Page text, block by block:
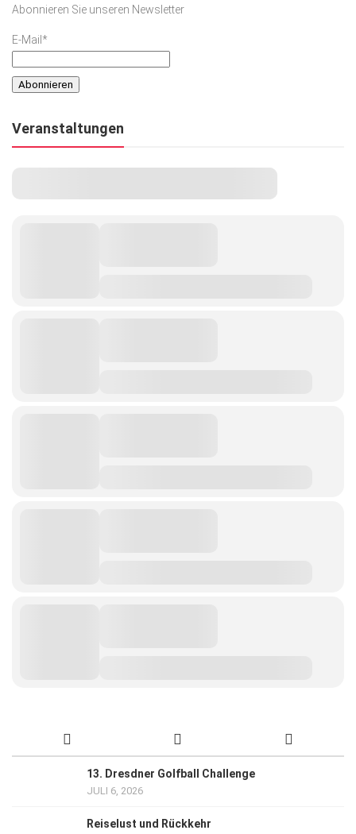
Lifestyle
Ausflug & Reise
SACHSEN IN PARIS
Abonnieren Sie unseren Newsletter
E-Mail*
Veranstaltungen
13. Dresdner Golfball Challenge
JULI 6, 2026
Reiselust und Rückkehr